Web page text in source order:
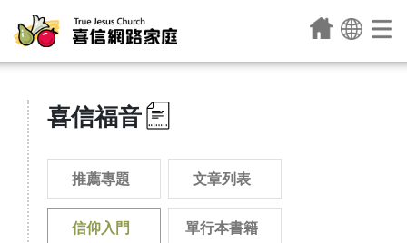
喜信福音
推薦專題 文章列表
信仰入門 單行本書籍